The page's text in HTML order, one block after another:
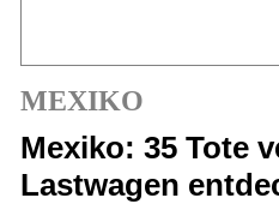
MEXIKO
Mexiko: 35 Tote
Lastwagen